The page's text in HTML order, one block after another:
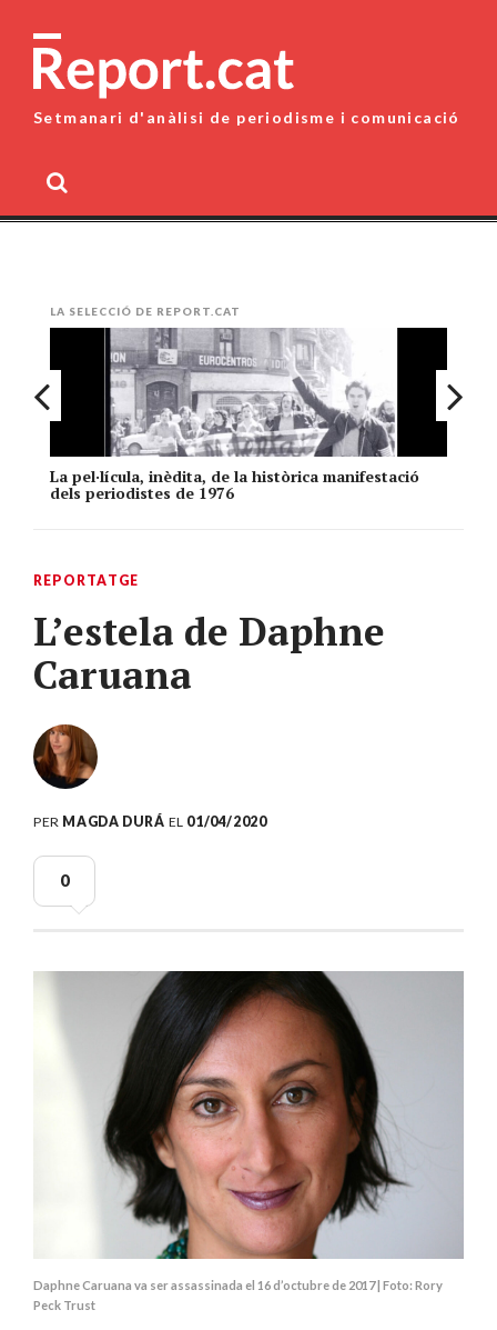
content
Setmanari d'anàlisi de periodisme i comunicació
LA SELECCIÓ DE REPORT.CAT
La pel·lícula, inèdita, de la històrica manifestació
dels periodistes de 1976
REPORTATGE
L’estela de Daphne
Caruana
PER MAGDA DURÁ EL 01/04/2020
0
Daphne Caruana va ser assassinada el 16 d’octubre de 2017 | Foto: Rory
Peck Trust